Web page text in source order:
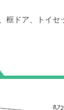
框ドア、トイ